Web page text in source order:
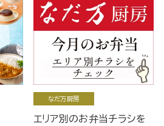
なだ万厨房
エリア別のお弁当チラシを